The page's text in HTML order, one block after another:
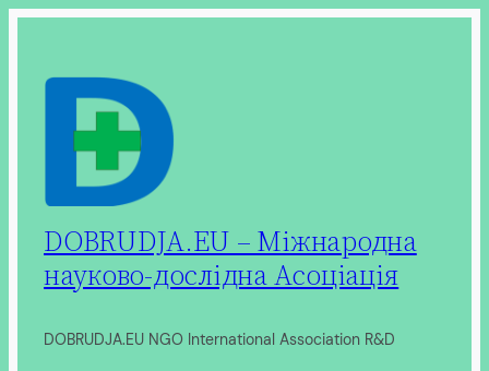
вмісту
DOBRUDJA.EU – Міжнародна
науково-дослідна Асоціація
DOBRUDJA.EU NGO International Association R&D